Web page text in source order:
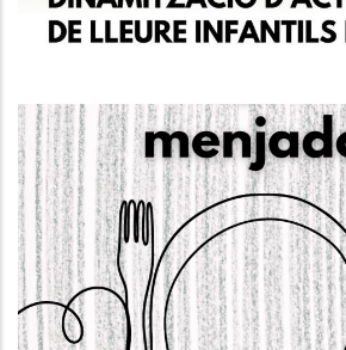
OBERTA LA
De Menjador Escolar
Penedès CURS
S. socials